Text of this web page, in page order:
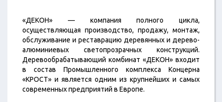
«ДЕКОН» — компания полного цикла,
осуществляющая производство, продажу, монтаж,
обслуживание и реставрацию деревянных и дерево-
алюминиевых светопрозрачных конструкций.
Деревообрабатывающий комбинат «ДЕКОН» входит
в состав Промышленного комплекса Концерна
«КРОСТ» и является одним из крупнейших и самых
современных предприятий в Европе.